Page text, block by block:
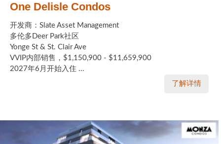
One Delisle Condos
开发商：Slate Asset Management
多伦多Deer Park社区
Yonge St & St. Clair Ave
VVIP内部销售，$1,150,900 - $11,659,900
2027年6月开始入住 ...
了解详情